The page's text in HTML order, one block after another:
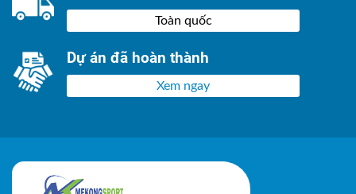
Toàn quốc
Dự án đã hoàn thành
Xem ngay